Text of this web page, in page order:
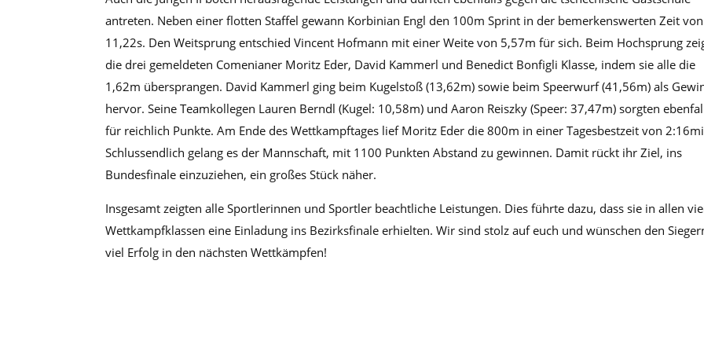
antreten. Neben einer flotten Staffel gewann Korbinian Engl den 100m Sprint in der bemerkenswerten Zeit von
11,22s. Den Weitsprung entschied Vincent Hofmann mit einer Weite von 5,57m für sich. Beim Hochsprung
die drei gemeldeten Comenianer Moritz Eder, David Kammerl und Benedict Bonfigli Klasse, indem sie alle die
1,62m übersprangen. David Kammerl ging beim Kugelstoß (13,62m) sowie beim Speerwurf (41,56m) als
hervor. Seine Teamkollegen Lauren Berndl (Kugel: 10,58m) und Aaron Reiszky (Speer: 37,47m) sorgten
für reichlich Punkte. Am Ende des Wettkampftages lief Moritz Eder die 800m in einer Tagesbestzeit von
Schlussendlich gelang es der Mannschaft, mit 1100 Punkten Abstand zu gewinnen. Damit rückt ihr Ziel, ins
Bundesfinale einzuziehen, ein großes Stück näher.
Insgesamt zeigten alle Sportlerinnen und Sportler beachtliche Leistungen. Dies führte dazu, dass sie in allen
Wettkampfklassen eine Einladung ins Bezirksfinale erhielten. Wir sind stolz auf euch und wünschen den
viel Erfolg in den nächsten Wettkämpfen!